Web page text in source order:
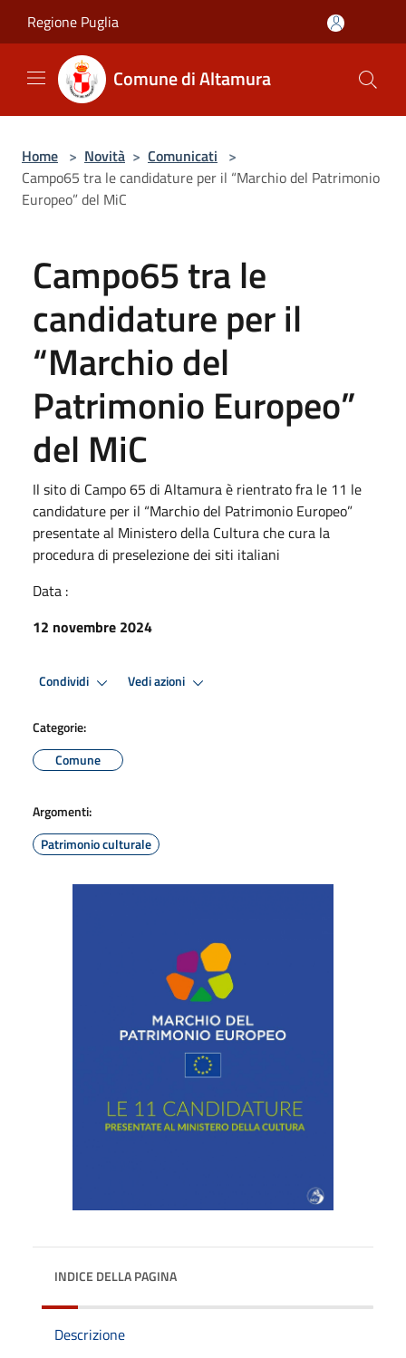
Regione Puglia
Comune di Altamura
Home > Novità > Comunicati >
Campo65 tra le candidature per il “Marchio del Patrimonio
Europeo” del MiC
Campo65 tra le
candidature per il
“Marchio del
Patrimonio Europeo”
del MiC
Il sito di Campo 65 di Altamura è rientrato fra le 11 le
candidature per il “Marchio del Patrimonio Europeo”
presentate al Ministero della Cultura che cura la
procedura di preselezione dei siti italiani
Data :
12 novembre 2024
Condividi Vedi azioni
Categorie:
Comune
Argomenti:
Patrimonio culturale
INDICE DELLA PAGINA
Descrizione